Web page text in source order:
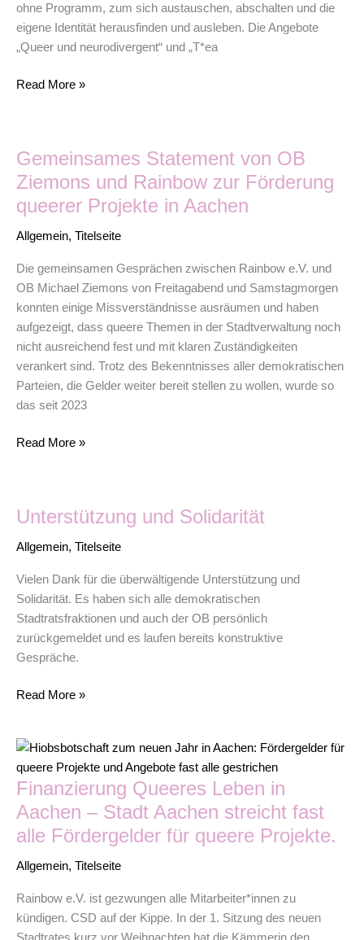
ohne Programm, zum sich austauschen, abschalten und die
eigene Identität herausfinden und ausleben. Die Angebote
„Queer und neurodivergent“ und „T*ea
Binary,
Queer
und
Treff
Read More »
Gemeinsames Statement von OB
Ziemons und Rainbow zur Förderung
queerer Projekte in Aachen
Allgemein, Titelseite
Die gemeinsamen Gesprächen zwischen Rainbow e.V. und
OB Michael Ziemons von Freitagabend und Samstagmorgen
konnten einige Missverständnisse ausräumen und haben
aufgezeigt, dass queere Themen in der Stadtverwaltung noch
nicht ausreichend fest und mit klaren Zuständigkeiten
verankert sind. Trotz des Bekenntnisses aller demokratischen
Parteien, die Gelder weiter bereit stellen zu wollen, wurde so
das seit 2023
Statement
von
Ziemons
und
zur
Förderung
queerer
Projekte
in
Aachen
Read More »
Unterstützung und Solidarität
Allgemein, Titelseite
Vielen Dank für die überwältigende Unterstützung und
Solidarität. Es haben sich alle demokratischen
Stadtratsfraktionen und auch der OB persönlich
zurückgemeldet und es laufen bereits konstruktive
Gespräche.
und
Read More »
Finanzierung Queeres Leben in
Aachen – Stadt Aachen streicht fast
alle Fördergelder für queere Projekte.
Allgemein, Titelseite
Rainbow e.V. ist gezwungen alle Mitarbeiter*innen zu
kündigen. CSD auf der Kippe. In der 1. Sitzung des neuen
Finanzierung
Queeres
Leben
in
–
Stadt
streicht
fast